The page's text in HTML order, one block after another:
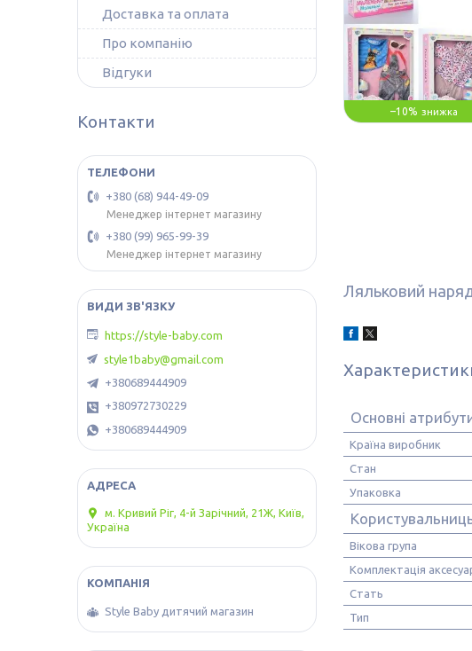
–10%
Ляльковий
Основні
Країна виробник
Стан
Упаковка
Вікова група
Комплектація
Стать
Тип
Доставка та оплата
Про компанію
Відгуки
Контакти
+380 (68) 944-49-09
Менеджер інтернет магазину
+380 (99) 965-99-39
Менеджер інтернет магазину
https://style-baby.com
style1baby@gmail.com
+380689444909
+380972730229
+380689444909
м. Кривий Ріг, 4-й Зарічний, 21Ж, Київ,
Україна
Style Baby дитячий магазин